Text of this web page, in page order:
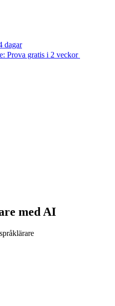
dagar
Prova gratis i 2 veckor
med AI